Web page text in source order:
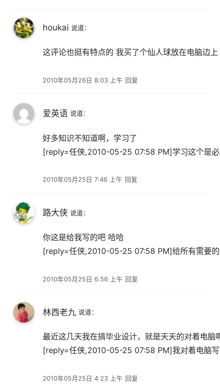
houkai 说道：
2010年05月26日 8:03 上午
这评论也挺有特点的 我买了个仙人球放在电脑边
回复
爱英语 说道：
2010年05月25日 7:46 上午
好多知识不知道啊，学习了
[reply=任侠,2010-05-25 07:58 PM]学习这个是
回复
路大侠 说道：
2010年05月25日 6:56 上午
你这是给我写的吧 哈哈
[reply=任侠,2010-05-25 07:58 PM]给所有需要
回复
林西老九 说道：
2010年05月25日 4:23 上午
最近这几天我在搞毕业设计，就是天天的对着电脑
[reply=任侠,2010-05-25 07:58 PM]我对着电脑
回复